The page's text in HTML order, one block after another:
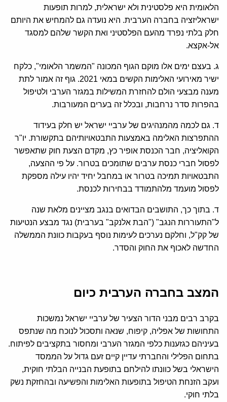
הלאומית היא פלסטינית ולא ישראלית, למרות תופעות
ישראליזציה בחברה הערבית. היא נועדה גם להמחיש את היותם
חלק בלתי נפרד מהעם הפלסטיני ואת הקשר שלהם למסגד
אל-אקצא.
ג. בעצם ימים אלו מוקם הגוף המכונה "המשמר הלאומי", כלקח
ישיר מאירועי האלימות הקשים במאי 2021. גוף זה אמור לתת
מענה מבצעי הולם להחזרת המשילות במגזר הערבי ולטיפול
בהפרות סדר נרחבות, ובכלל זה בערים המעורבות.
ד. גם לכמה מהמנהיגים של ערביי ישראל יש חלק בעידוד
ההתפרצות האלימה באמצעות התבטאויותיהם בתקשורת. יו"ר
הקואליציה, חבר הכנסת אופיר כץ, מקדם הצעת חוק שתאפשר
לפסול חברי כנסת ערבים שתומכים בטרור. על פי ההצעה,
התבטאויות תמיכה בטרור או במחבל יחיד יהיו עילה מספקת
לפסול מועמד מלהתמודד בבחירות לכנסת.
ד. בתוך כך, התושבים הבדואים בנגב מציינים מלאת שנה
ל"התעוררות הנגב" ("הבת אלנקב" בערבית) נגד מבצע הנטיעות
של קק"ל, וחלקם נערכים לעימות נוסף בעקבות כוונת הממשלה
החדשה לאכוף את החוק והסדר.
המצב בחברה הערבית כיום
בקרב רבים מבני הדור הצעיר של ערביי ישראל נמשכות
התחושות של אפליה, קיפוח, שנאה ותסכול לנוכח מה שנתפס
בעיניהם כגזענות כלפי המגזר הערבי ומחסור בתקציבים לפיתוח.
בתחום הפלילי והחברתי עדיין קיים זעם גדול על הממסד
הישראלי בשל כוונתו להילחם בתופעת הבנייה הבלתי חוקית,
ועקב הזנחת הטיפול בתופעות האלימות והפשיעה ובהחזקת נשק
בלתי חוקי.